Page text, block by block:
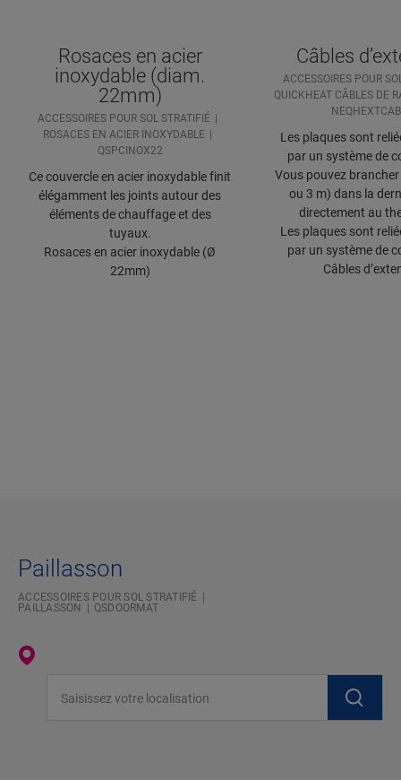
Rosaces en acier
inoxydable (diam.
22mm)
ACCESSOIRES POUR SOL STRATIFIÉ
ROSACES EN ACIER INOXYDABLE
QSPCINOX22
Ce couvercle en acier inoxydable finit
élégamment les joints autour des
éléments de chauffage et des
tuyaux.
Rosaces en acier inoxydable (Ø
22mm)
Câbles
ACCESSOIRES POUR
QUICKHEAT CÂBLES DE
Les plaques sont
par un système de
Vous pouvez
ou 3 m) dans la
directement au
Les plaques sont
par un système de
Câbles
Paillasson
ACCESSOIRES POUR SOL STRATIFIÉ
PAILLASSON
QSDOORMAT